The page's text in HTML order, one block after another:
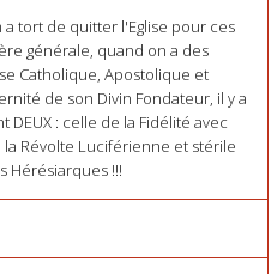
a tort de quitter l'Eglise pour ces
générale, quand on a des
Catholique, Apostolique et
de son Divin Fondateur, il y a
: celle de la Fidélité avec
la Révolte Luciférienne et stérile
Hérésiarques !!!